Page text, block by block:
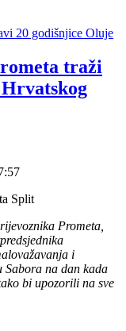
20 godišnjice Oluje
traži
Prometa,
i
Sabora na dan kada
bi upozorili na sve